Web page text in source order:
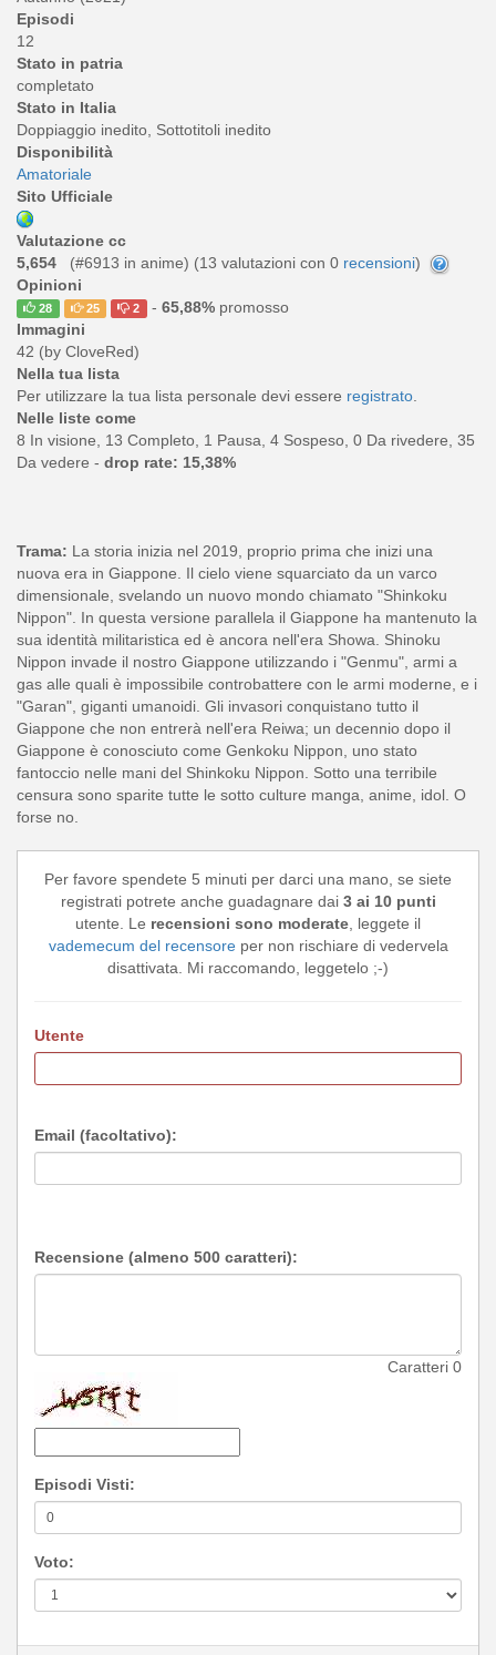
Episodi
12
Stato in patria
completato
Stato in Italia
Doppiaggio inedito, Sottotitoli inedito
Disponibilità
Amatoriale
Sito Ufficiale
Valutazione cc
5,654
(#6913 in anime) (13 valutazioni con 0 recensioni)
Opinioni
28 25 2 - 65,88%promosso
Immagini
42 (by CloveRed)
Nella tua lista
Per utilizzare la tua lista personale devi essere registrato.
Nelle liste come
8 In visione, 13 Completo, 1 Pausa, 4 Sospeso, 0 Da rivedere, 35
Da vedere - drop rate: 15,38%
Trama: La storia inizia nel 2019, proprio prima che inizi una
nuova era in Giappone. Il cielo viene squarciato da un varco
dimensionale, svelando un nuovo mondo chiamato "Shinkoku
Nippon". In questa versione parallela il Giappone ha mantenuto la
sua identità militaristica ed è ancora nell'era Showa. Shinoku
Nippon invade il nostro Giappone utilizzando i "Genmu", armi a
gas alle quali è impossibile controbattere con le armi moderne, e i
"Garan", giganti umanoidi. Gli invasori conquistano tutto il
Giappone che non entrerà nell'era Reiwa; un decennio dopo il
Giappone è conosciuto come Genkoku Nippon, uno stato
fantoccio nelle mani del Shinkoku Nippon. Sotto una terribile
censura sono sparite tutte le sotto culture manga, anime, idol. O
forse no.
Per favore spendete 5 minuti per darci una mano, se siete
registrati potrete anche guadagnare dai 3 ai 10 punti
utente. Le recensioni sono moderate, leggete il
vademecum del recensoreper non rischiare di vedervela
disattivata. Mi raccomando, leggetelo ;-)
Utente
Email (facoltativo):
Recensione (almeno 500 caratteri):
Caratteri 0
Episodi Visti:
Voto: